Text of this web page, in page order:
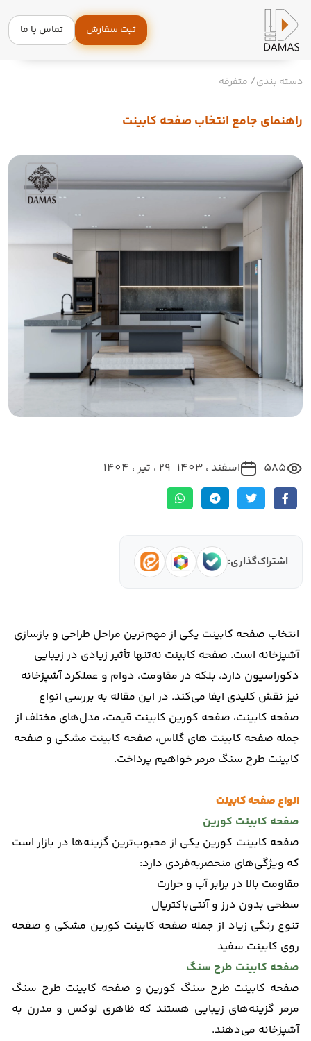
ثبت سفارش تماس با ما
دسته بندی متفرقه
راهنمای جامع انتخاب صفحه کابینت
585 اسفند ، 1403 29 ، تیر ، 1404
اشتراک‌گذاری:
انتخاب صفحه کابینت یکی از مهم‌ترین مراحل طراحی و بازسازی
آشپزخانه است. صفحه کابینت نه‌تنها تأثیر زیادی در زیبایی
دکوراسیون دارد، بلکه در مقاومت، دوام و عملکرد آشپزخانه
نیز نقش کلیدی ایفا می‌کند. در این مقاله به بررسی انواع
صفحه کابینت، صفحه کورین کابینت قیمت، مدل‌های مختلف از
جمله صفحه کابینت های گلاس، صفحه کابینت مشکی و صفحه
کابینت طرح سنگ مرمر خواهیم پرداخت.
انواع صفحه کابینت
صفحه کابینت کورین
صفحه کابینت کورین یکی از محبوب‌ترین گزینه‌ها در بازار است
که ویژگی‌های منحصربه‌فردی دارد:
مقاومت بالا در برابر آب و حرارت
سطحی بدون درز و آنتی‌باکتریال
تنوع رنگی زیاد از جمله صفحه کابینت کورین مشکی و صفحه
روی کابینت سفید
صفحه کابینت طرح سنگ
صفحه کابینت طرح سنگ کورین و صفحه کابینت طرح سنگ
مرمر گزینه‌های زیبایی هستند که ظاهری لوکس و مدرن به
آشپزخانه می‌دهند.